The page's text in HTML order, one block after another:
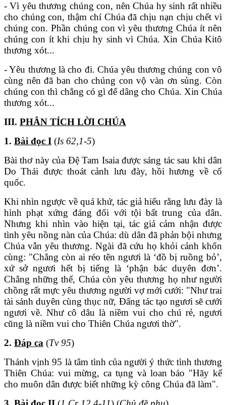
- Vì yêu thương chúng con, nên Chúa hy sinh rất nhiều
cho chúng con, thậm chí Chúa đã chịu nạn chịu chết vì
chúng con. Phần chúng con vì yêu thương Chúa ít nên
chúng con ít khi chịu hy sinh vì Chúa. Xin Chúa Kitô
thương xót...
- Yêu thương là cho đi. Chúa yêu thương chúng con vô
cùng nên đã ban cho chúng con vộ vàn ơn sủng. Còn
chúng con thì chẳng có gì để dâng cho Chúa. Xin Chúa
thương xót...
III. PHÂN TÍCH LỜI CHÚA
1. Bài đọc I (Is 62,1-5)
Bài thơ này của Đệ Tam Isaia được sáng tác sau khi dân
Do Thái được thoát cảnh lưu đày, hồi hương về cố
quốc.
Khi nhìn ngược về quá khứ, tác giả hiểu rằng lưu đày là
hình phạt xứng đáng đối với tội bất trung của dân.
Nhưng khi nhìn vào hiện tại, tác giả cảm nhận được
tình yêu nồng nàn của Chúa: dù dân đã phản bội nhưng
Chúa vẫn yêu thương. Ngài đã cứu họ khỏi cảnh khốn
cùng: "Chẳng còn ai réo tên ngươi là ‘đồ bị ruồng bỏ’,
xứ sở ngươi hết bị tiếng là ‘phận bác duyên đơn’.
Chẳng những thế, Chúa còn yêu thương họ như người
chồng rất mực yêu thương người vợ mới cưới: "Như trai
tài sánh duyên cùng thục nữ, Đấng tác tạo ngươi sẽ cưới
ngươi về. Như cô dâu là niềm vui cho chú rẻ, ngươi
cũng là niềm vui cho Thiên Chúa ngươi thờ".
2. Đáp ca (Tv 95)
Thánh vịnh 95 là tâm tình của người ý thức tình thương
Thiên Chúa: vui mừng, ca tụng và loan báo "Hãy kể
cho muôn dân được biết những kỳ công Chúa đã làm".